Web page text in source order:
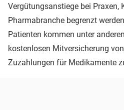
Vergütungsanstiege bei Praxen,
Pharmabranche begrenzt
Patienten kommen unter
kostenlosen Mitversicherung
Zuzahlungen für Medikamente